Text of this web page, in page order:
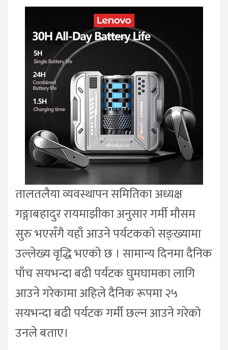
तालतलैया व्यवस्थापन समितिका अध्यक्ष
गङ्गाबहादुर रायमाझीका अनुसार गर्मी मौसम
सुरु भएसँगै यहाँ आउने पर्यटकको सङ्ख्यामा
उल्लेख्य वृद्धि भएको छ । सामान्य दिनमा दैनिक
पाँच सयभन्दा बढी पर्यटक घुमघामका लागि
आउने गरेकामा अहिले दैनिक रूपमा २५
सयभन्दा बढी पर्यटक गर्मी छल्न आउने गरेको
उनले बताए।